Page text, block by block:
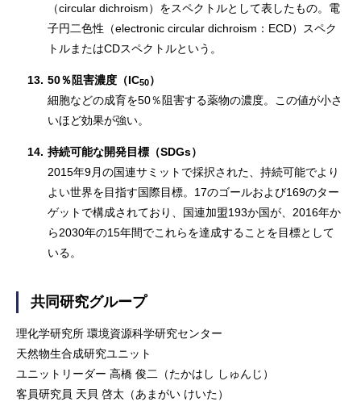
（circular dichroism）をスペクトルとして表したもの。電
子円二色性（electronic circular dichroism：ECD）スペク
トルまたはCDスペクトルという。
13. 50％阻害濃度（IC50）
細胞などの成育を50％阻害する薬物の濃度。この値が小さ
いほど効果が強い。
14. 持続可能な開発目標（SDGs）
2015年9月の国連サミットで採択された、持続可能でより
よい世界を目指す国際目標。17のゴールおよび169のター
ゲットで構成されており、国連加盟193か国が、2016年か
ら2030年の15年間でこれらを達成することを目標として
いる。
共同研究グループ
理化学研究所 環境資源科学研究センター
天然物生合成研究ユニット
ユニットリーダー 高橋 俊二（たかはし しゅんじ）
客員研究員 天貝 啓太（あまがい けいた）